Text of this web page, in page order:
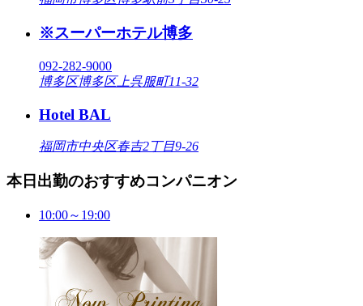
※スーパーホテル博多
092-282-9000
博多区博多区上呉服町11-32
Hotel BAL
福岡市中央区春吉2丁目9-26
本日出勤のおすすめコンパニオン
10:00～19:00